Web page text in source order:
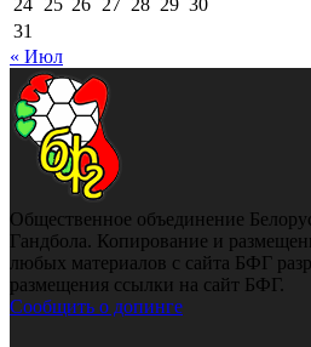
24 25 26 27 28 29 30
31
« Июл
Общественное объединение
Гандбола. Копирование и
любых материалов с сайта БФГ
размещения ссылки на сайт БФГ.
Сообщить о допинге